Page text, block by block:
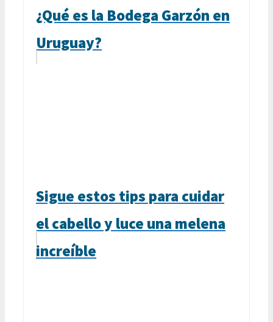
¿Qué es la Bodega Garzón en
Uruguay?
Sigue estos tips para cuidar
el cabello y luce una melena
increíble